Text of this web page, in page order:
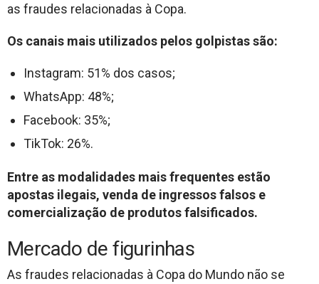
as fraudes relacionadas à Copa.
Os canais mais utilizados pelos golpistas são:
Instagram: 51% dos casos;
WhatsApp: 48%;
Facebook: 35%;
TikTok: 26%.
Entre as modalidades mais frequentes estão
apostas ilegais, venda de ingressos falsos e
comercialização de produtos falsificados.
Mercado de figurinhas
As fraudes relacionadas à Copa do Mundo não se